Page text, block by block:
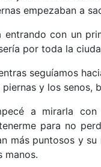
empezaban a
entrando con un
por toda la
seguíamos
piernas y los senos,
a mirarla
para no
más puntosos y
manos.